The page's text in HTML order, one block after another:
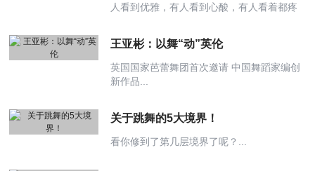
人看到优雅，有人看到心酸，有人看着都疼
王亚彬：以舞“动”英伦
英国国家芭蕾舞团首次邀请 中国舞蹈家编创
新作品...
关于跳舞的5大境界！
看你修到了第几层境界了呢？...